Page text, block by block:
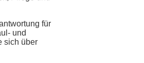
für
und
sich über